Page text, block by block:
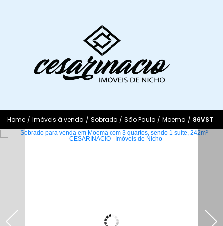
Home / Imóveis à venda / Sobrado / São Paulo / Moema / 86VST